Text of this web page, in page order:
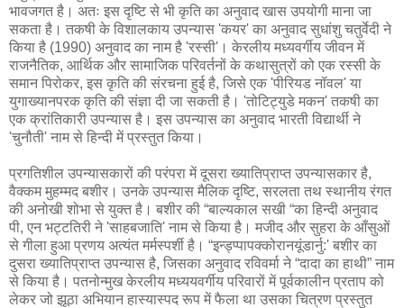
भावजगत है। अतः इस दृष्टि से भी कृति का अनुवाद खास उपयोगी माना जा
सकता है। तकषी के विशालकाय उपन्यास 'कयर' का अनुवाद सुधांशु चतुर्वेदी ने
किया है (1990) अनुवाद का नाम है 'रस्सी'। केरलीय मध्यवर्गीय जीवन में
राजनैतिक, आर्थिक और सामाजिक परिवर्तनों के कथासुत्रों को एक रस्सी के
समान पिरोकर, इस कृति की संरचना हुई है, जिसे एक 'पीरियड नॉवल' या
युगाख्यानपरक कृति की संज्ञा दी जा सकती है। 'तोटिट्युडे मकन' तकषी का
एक क्रांतिकारी उपन्यास है। इस उपन्यास का अनुवाद भारती विद्यार्थी ने
'चुनौती' नाम से हिन्दी में प्रस्तुत किया।
प्रगतिशील उपन्यासकारों की परंपरा में दूसरा ख्यातिप्राप्त उपन्यासकार है,
वैक्कम मुहम्मद बशीर। उनके उपन्यास मैलिक दृष्टि, सरलता तथ स्थानीय रंगत
की अनोखी शोभा से युक्त है। बशीर की “बाल्यकाल सखी “का हिन्दी अनुवाद
पी, एन भट्टतिरी ने 'साहबजाति' नाम से किया है। मजीद और सुहरा के आँसुओं
से गीला हुआ प्रणय अत्यंत मर्मस्पर्शी है। “इन्ड्प्पापक्कोरानयूंडार्नु:' बशीर का
दुसरा ख्यातिप्राप्त उपन्यास है, जिसका अनुवाद रविवर्मा ने “दादा का हाथी” नाम
से किया है। पतनोन्‍मुख केरलीय मध्ययवर्गीय परिवारों में पूर्वकालीन प्रताप को
लेकर जो झूठा अभियान हास्यास्पद रूप में फैला था उसका चित्रण प्रस्तुत